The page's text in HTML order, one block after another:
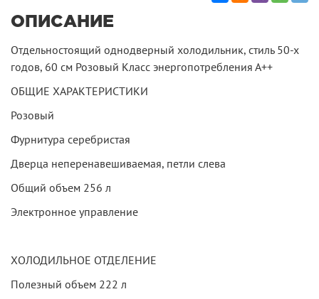
ОПИСАНИЕ
Отдельностоящий однодверный холодильник, стиль 50-х
годов, 60 см Розовый Класс энергопотребления А++
ОБЩИЕ ХАРАКТЕРИСТИКИ
Розовый
Фурнитура серебристая
Дверца неперенавешиваемая, петли слева
Общий объем 256 л
Электронное управление
ХОЛОДИЛЬНОЕ ОТДЕЛЕНИЕ
Полезный объем 222 л